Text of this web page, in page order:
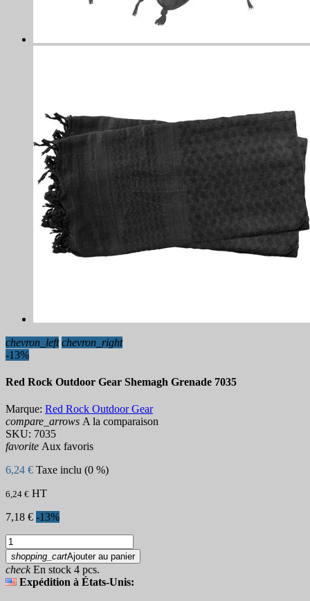
chevron_left chevron_right
-13%
Red Rock Outdoor Gear Shemagh Grenade 7035
Marque: Red Rock Outdoor Gear
compare_arrows A la comparaison
SKU: 7035
favorite Aux favoris
6,24 € Taxe inclu (0 %)
6,24 € HT
7,18 € -13%
shopping_cartAjouter au panier
checkEn stock 4 pcs.
Expédition à États-Unis: